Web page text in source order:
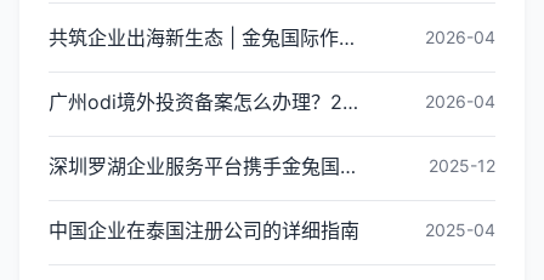
共筑企业出海新生态 | 金兔国际作为代表单位亮相宝安区出海服务中心揭牌仪式 2026-04
广州odi境外投资备案怎么办理？2026年最新流程详解 2026-04
深圳罗湖企业服务平台携手金兔国际ODI备案专家,共建跨境出海全链条服务新生态 2025-12
中国企业在泰国注册公司的详细指南 2025-04